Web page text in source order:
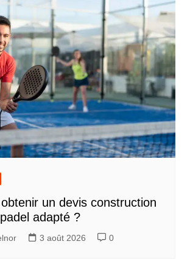
un devis construction
adapté ?
3 août 2026 0